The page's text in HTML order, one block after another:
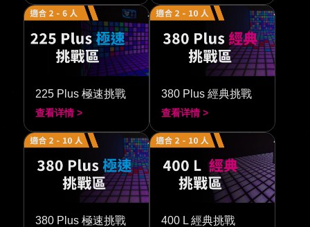
225 Plus 極速挑戰
查看详情 >
380 Plus 經典挑戰
查看详情 >
380 Plus 極速挑戰 400 L 經典挑戰